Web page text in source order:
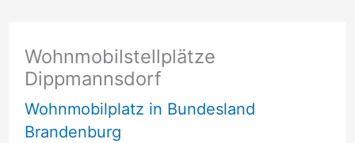
Wohnmobilstellplätze
Dippmannsdorf
Wohnmobilplatz in Bundesland
Brandenburg